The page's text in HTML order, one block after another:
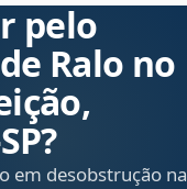
pelo
Ralo no
em desobstrução na